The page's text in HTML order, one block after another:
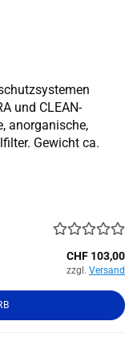
und CLE­AN­
an­or­ga­ni­sche,
Ge­wicht ca.
CHF 103,00
zzgl. Versand